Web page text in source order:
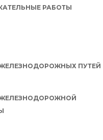
РАБОТЫ
ПУТЕЙ
ЖЕЛЕЗНОДОРОЖНОЙ